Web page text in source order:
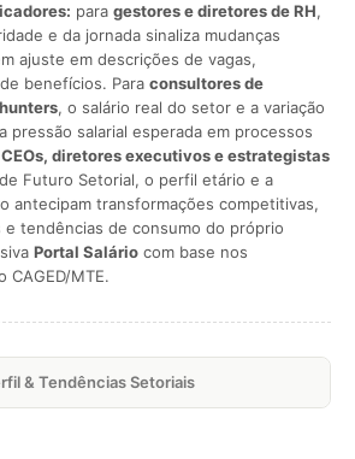
para gestores e diretores de RH,
e da jornada sinaliza mudanças
ajuste em descrições de vagas,
benefícios. Para consultores de
, o salário real do setor e a variação
pressão salarial esperada em processos
CEOs, diretores executivos e estrategistas
Futuro Setorial, o perfil etário e a
antecipam transformações competitivas,
tendências de consumo do próprio
Portal Salário com base nos
CAGED/MTE.
& Tendências Setoriais